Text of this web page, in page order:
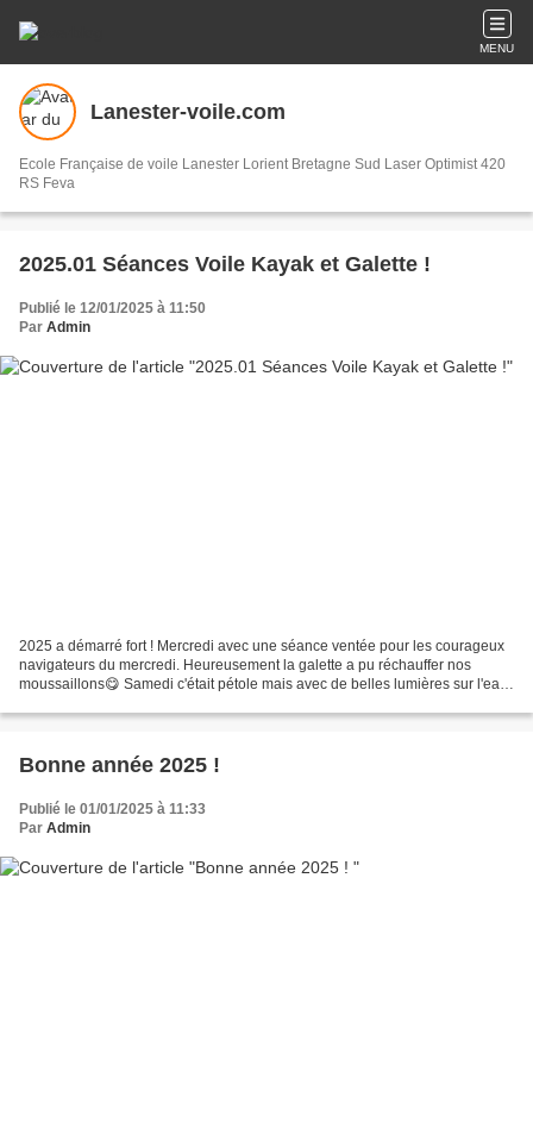
MENU
Lanester-voile.com
Ecole Française de voile Lanester Lorient Bretagne Sud Laser Optimist 420
RS Feva
2025.01 Séances Voile Kayak et Galette !
Publié le 12/01/2025 à 11:50
Par Admin
2025 a démarré fort ! Mercredi avec une séance ventée pour les courageux
navigateurs du mercredi. Heureusement la galette a pu réchauffer nos
moussaillons😋 Samedi c'était pétole mais avec de belles lumières sur l'eau
Bonne année 2025 !
Publié le 01/01/2025 à 11:33
Par Admin